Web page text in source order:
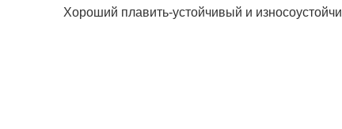
Хороший плавить-устойчивый и